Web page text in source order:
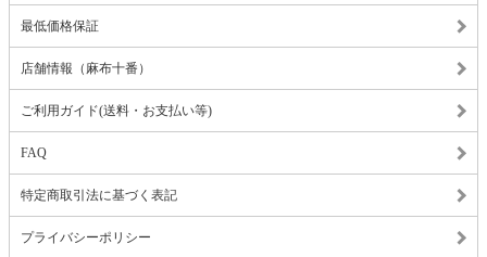
最低価格保証
店舗情報（麻布十番）
ご利用ガイド(送料・お支払い等)
FAQ
特定商取引法に基づく表記
プライバシーポリシー